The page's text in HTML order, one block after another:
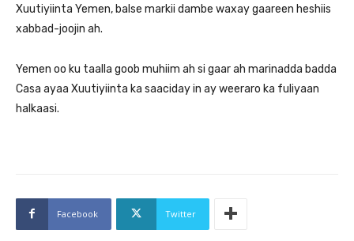
Xuutiyiinta Yemen, balse markii dambe waxay gaareen heshiis
xabbad-joojin ah.
Yemen oo ku taalla goob muhiim ah si gaar ah marinadda badda
Casa ayaa Xuutiyiinta ka saaciday in ay weeraro ka fuliyaan
halkaasi.
Facebook Twitter